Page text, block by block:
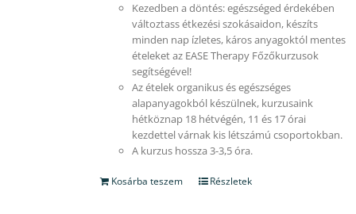
Kezedben a döntés: egészséged érdekében
változtass étkezési szokásaidon, készíts
minden nap ízletes, káros anyagoktól mentes
ételeket az EASE Therapy Főzőkurzusok
segítségével!
Az ételek organikus és egészséges
alapanyagokból készülnek, kurzusaink
hétköznap 18 hétvégén, 11 és 17 órai
kezdettel várnak kis létszámú csoportokban.
A kurzus hossza 3-3,5 óra.
Kosárba teszem Részletek